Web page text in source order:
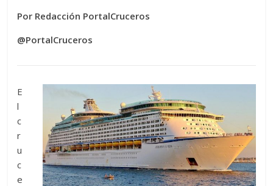
Por Redacción PortalCruceros
@PortalCruceros
E
l
c
r
u
c
e